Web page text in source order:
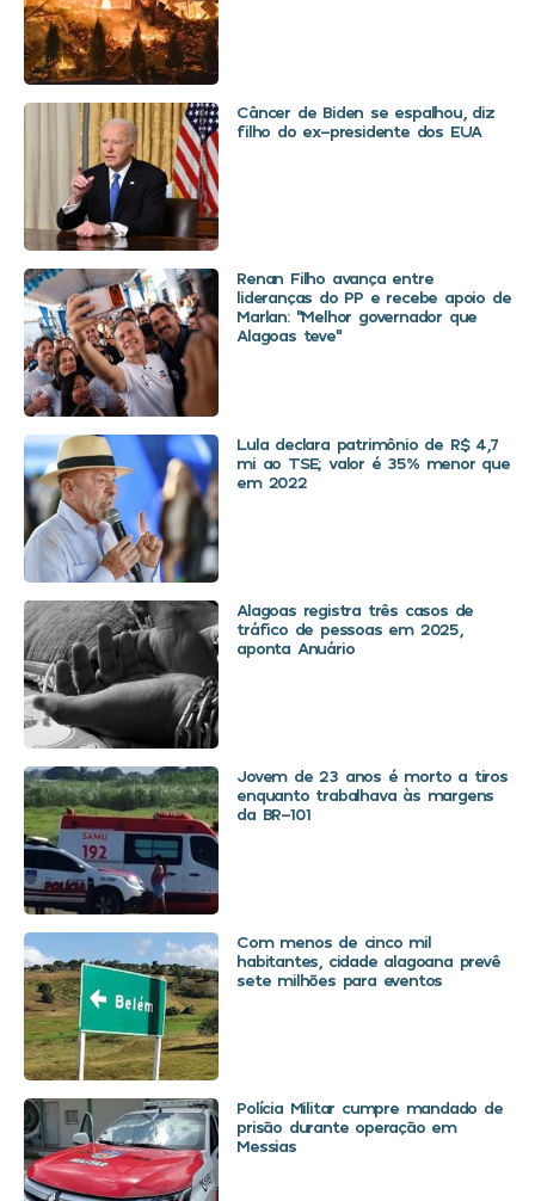
Câncer de Biden se espalhou, diz
filho do ex-presidente dos EUA
Renan Filho avança entre
lideranças do PP e recebe apoio de
Marlan: “Melhor governador que
Alagoas teve”
Lula declara patrimônio de R$ 4,7
mi ao TSE; valor é 35% menor que
em 2022
Alagoas registra três casos de
tráfico de pessoas em 2025,
aponta Anuário
Jovem de 23 anos é morto a tiros
enquanto trabalhava às margens
da BR-101
Com menos de cinco mil
habitantes, cidade alagoana prevê
sete milhões para eventos
Polícia Militar cumpre mandado de
prisão durante operação em
Messias